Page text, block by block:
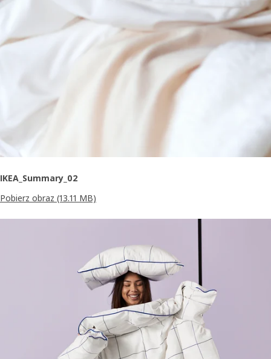
IKEA_Summary_02
Pobierz obraz (13.11 MB)